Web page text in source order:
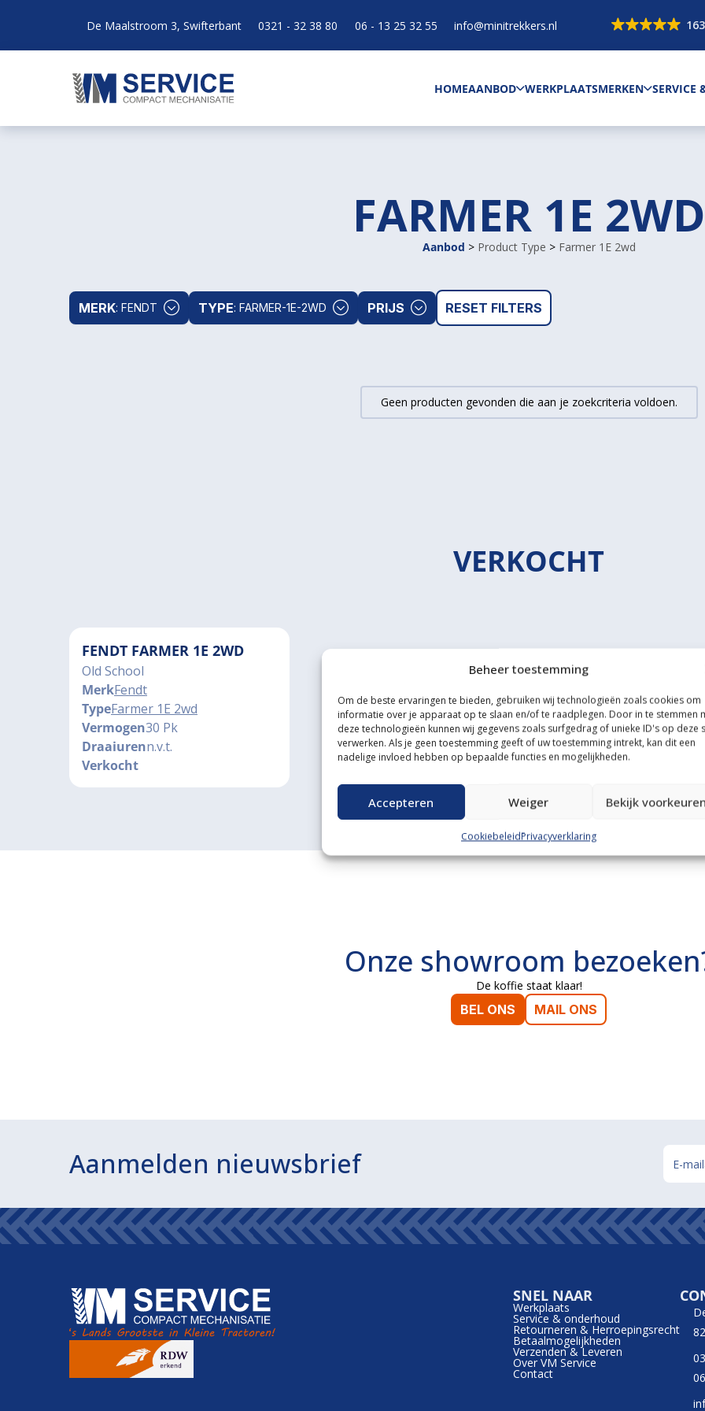
Beheer toestemming
Om de beste ervaringen te bieden, gebruiken wij technologieën zoals cookies om
informatie over je apparaat op te slaan en/of te raadplegen. Door in te stemmen
deze technologieën kunnen wij gegevens zoals surfgedrag of unieke ID's op deze
verwerken. Als je geen toestemming geeft of uw toestemming intrekt, kan dit een
nadelige invloed hebben op bepaalde functies en mogelijkheden.
Accepteren Weiger Bekijk voorkeuren
CookiebeleidPrivacyverklaring
De Maalstroom 3, Swifterbant 0321 - 32 38 80 06 - 13 25 32 55 info@minitrekkers.nl
HOMEAANBOD WERKPLAATSMERKEN SERVICE
FARMER 1E 2WD
Aanbod > Product Type > Farmer 1E 2wd
MERK: FENDT TYPE: FARMER-1E-2WD PRIJS RESET FILTERS
Geen producten gevonden die aan je zoekcriteria voldoen.
VERKOCHT
FENDT FARMER 1E 2WD
Old School
MerkFendt
TypeFarmer 1E 2wd
Vermogen30 Pk
Draaiurenn.v.t.
Verkocht
Onze showroom
De koffie staat klaar!
BEL ONS MAIL ONS
Aanmelden nieuwsbrief
SNEL NAAR
Werkplaats
Service & onderhoud
Retourneren & Herroepingsrecht
Betaalmogelijkheden
Verzenden & Leveren
Over VM Service
Contact